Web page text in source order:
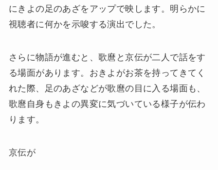
にきよの足のあざをアップで映します。明らかに
視聴者に何かを示唆する演出でした。
さらに物語が進むと、歌麿と京伝が二人で話をす
る場面があります。おきよがお茶を持ってきてく
れた際、足のあざなどが歌麿の目に入る場面も、
歌麿自身もきよの異変に気づいている様子が伝わ
ります。
京伝が